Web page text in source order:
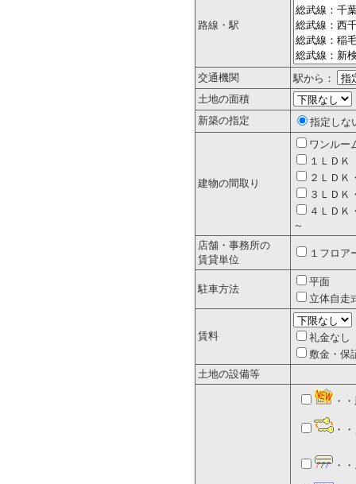
路線・駅
交通機関
駅から：
土地の面積
新築の指定
指定しな
建物の間取り
ワンルー
１ＬＤＫ
２ＬＤＫ
３ＬＤＫ
４ＬＤＫ
～
店舗・事務所の
賃貸単位
１フロア
駐車方法
平面
立体自走
賃料
礼金なし
敷金・保
土地の設備等
・
・
・